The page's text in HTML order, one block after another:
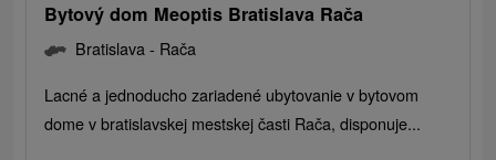
Bytový dom Meoptis Bratislava Rača
Bratislava - Rača
Lacné a jednoducho zariadené ubytovanie v bytovom
dome v bratislavskej mestskej časti Rača, disponuje...